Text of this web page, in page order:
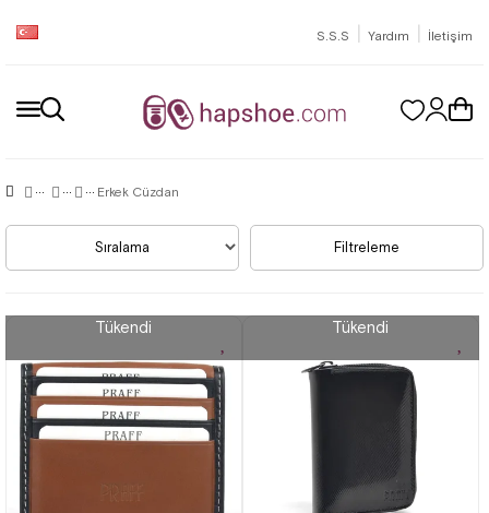
S.S.S | Yardım | İletişim
Erkek Cüzdan
Filtreleme
Sıralama
Tükendi Tükendi